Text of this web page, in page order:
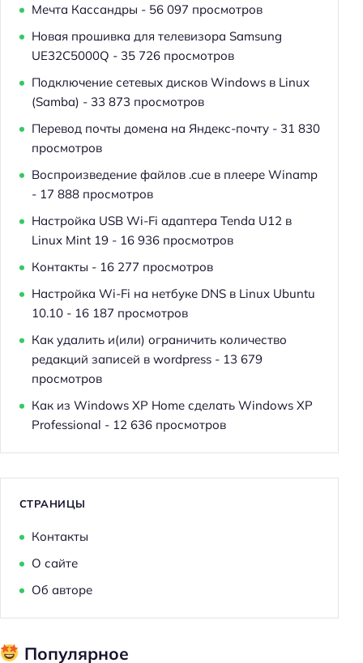
Мечта Кассандры - 56 097 просмотров
Новая прошивка для телевизора Samsung
UE32C5000Q - 35 726 просмотров
Подключение сетевых дисков Windows в Linux
(Samba) - 33 873 просмотров
Перевод почты домена на Яндекс-почту- 31 830
просмотров
Воспроизведение файлов .cue в плеере Winamp
- 17 888 просмотров
Настройка USB Wi-Fi адаптера Tenda U12 в
Linux Mint 19- 16 936 просмотров
Контакты - 16 277 просмотров
Настройка Wi-Fi на нетбуке DNS в Linux Ubuntu
10.10- 16 187 просмотров
Как удалить и(или) ограничить количество
редакций записей в wordpress- 13 679
просмотров
Как из Windows XP Home сделать Windows XP
Professional - 12 636 просмотров
СТРАНИЦЫ
Контакты
О сайте
Об авторе
Популярное